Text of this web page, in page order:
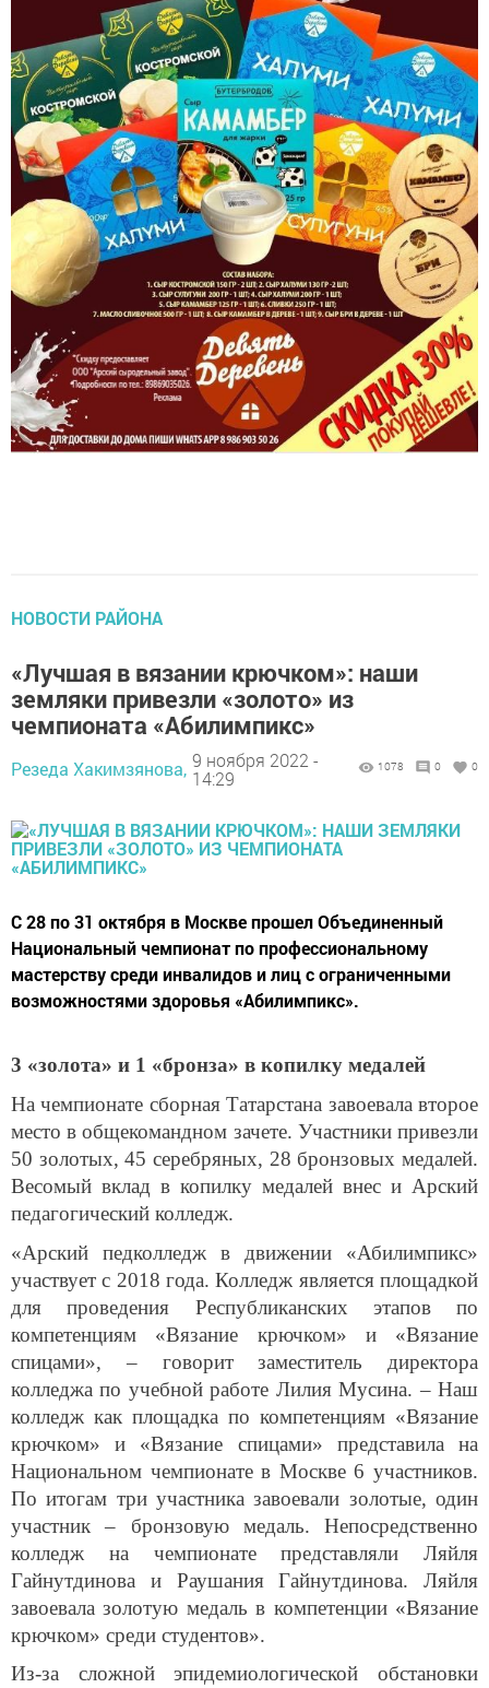
НОВОСТИ РАЙОНА
«Лучшая в вязании крючком»: наши
земляки привезли «золото» из
чемпионата «Абилимпикс»
Резеда Хакимзянова, 9 ноября 2022 -
14:29
1078 0 0
С 28 по 31 октября в Москве прошел Объединенный
Национальный чемпионат по профессиональному
мастерству среди инвалидов и лиц с ограниченными
возможностями здоровья «Абилимпикс».
3 «золота» и 1 «бронза» в копилку медалей
На чемпионате сборная Татарстана завоевала второе
место в общекомандном зачете. Участники привезли
50 золотых, 45 серебряных, 28 бронзовых медалей.
Весомый вклад в копилку медалей внес и Арский
педагогический колледж.
«Арский педколледж в движении «Абилимпикс»
участвует с 2018 года. Колледж является площадкой
для проведения Республиканских этапов по
компетенциям «Вязание крючком» и «Вязание
спицами», – говорит заместитель директора
колледжа по учебной работе Лилия Мусина. – Наш
колледж как площадка по компетенциям «Вязание
крючком» и «Вязание спицами» представила на
Национальном чемпионате в Москве 6 участников.
По итогам три участника завоевали золотые, один
участник – бронзовую медаль. Непосредственно
колледж на чемпионате представляли Ляйля
Гайнутдинова и Раушания Гайнутдинова. Ляйля
завоевала золотую медаль в компетенции «Вязание
крючком» среди студентов».
Из-за сложной эпидемиологической обстановки